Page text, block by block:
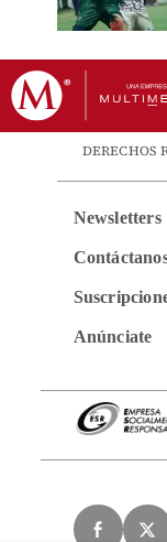
DERECHOS
Newsletters
Anúnciate